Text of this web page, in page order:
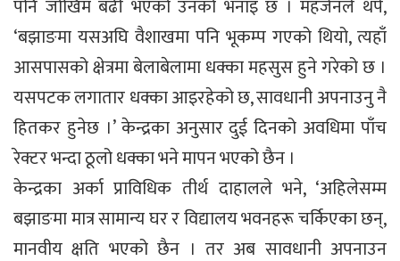
पनि जोखिम बढी भएको उनको भनाइ छ । महर्जनले थपे,
‘बझाङमा यसअघि वैशाखमा पनि भूकम्प गएको थियो, त्यहाँ
आसपासको क्षेत्रमा बेलाबेलामा धक्का महसुस हुने गरेको छ ।
यसपटक लगातार धक्का आइरहेको छ, सावधानी अपनाउनु नै
हितकर हुनेछ ।’ केन्द्रका अनुसार दुई दिनको अवधिमा पाँच
रेक्टर भन्दा ठूलो धक्का भने मापन भएको छैन ।
केन्द्रका अर्का प्राविधिक तीर्थ दाहालले भने, ‘अहिलेसम्म
बझाङमा मात्र सामान्य घर र विद्यालय भवनहरू चर्किएका छन्,
मानवीय क्षति भएको छैन । तर अब सावधानी अपनाउन